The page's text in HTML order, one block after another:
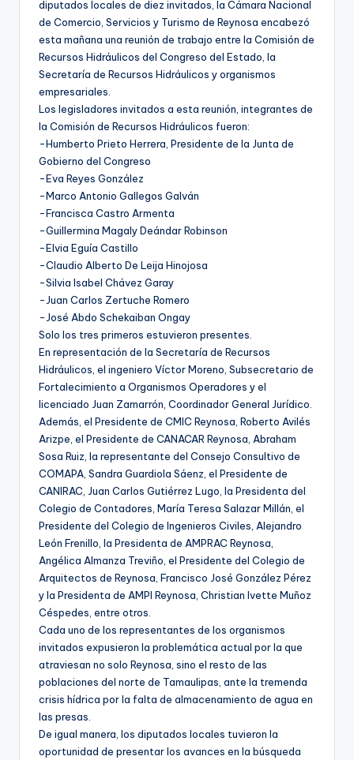
diputados locales de diez invitados, la Cámara Nacional
de Comercio, Servicios y Turismo de Reynosa encabezó
esta mañana una reunión de trabajo entre la Comisión de
Recursos Hidráulicos del Congreso del Estado, la
Secretaría de Recursos Hidráulicos y organismos
empresariales.
Los legisladores invitados a esta reunión, integrantes de
la Comisión de Recursos Hidráulicos fueron:
-Humberto Prieto Herrera, Presidente de la Junta de
Gobierno del Congreso
-Eva Reyes González
-Marco Antonio Gallegos Galván
-Francisca Castro Armenta
-Guillermina Magaly Deándar Robinson
-Elvia Eguía Castillo
-Claudio Alberto De Leija Hinojosa
-Silvia Isabel Chávez Garay
-Juan Carlos Zertuche Romero
-José Abdo Schekaiban Ongay
Solo los tres primeros estuvieron presentes.
En representación de la Secretaría de Recursos
Hidráulicos, el ingeniero Víctor Moreno, Subsecretario de
Fortalecimiento a Organismos Operadores y el
licenciado Juan Zamarrón, Coordinador General Jurídico.
Además, el Presidente de CMIC Reynosa, Roberto Avilés
Arizpe, el Presidente de CANACAR Reynosa, Abraham
Sosa Ruiz, la representante del Consejo Consultivo de
COMAPA, Sandra Guardiola Sáenz, el Presidente de
CANIRAC, Juan Carlos Gutiérrez Lugo, la Presidenta del
Colegio de Contadores, María Teresa Salazar Millán, el
Presidente del Colegio de Ingenieros Civiles, Alejandro
León Frenillo, la Presidenta de AMPRAC Reynosa,
Angélica Almanza Treviño, el Presidente del Colegio de
Arquitectos de Reynosa, Francisco José González Pérez
y la Presidenta de AMPI Reynosa, Christian Ivette Muñoz
Céspedes, entre otros.
Cada uno de los representantes de los organismos
invitados expusieron la problemática actual por la que
atraviesan no solo Reynosa, sino el resto de las
poblaciones del norte de Tamaulipas, ante la tremenda
crisis hídrica por la falta de almacenamiento de agua en
las presas.
De igual manera, los diputados locales tuvieron la
oportunidad de presentar los avances en la búsqueda